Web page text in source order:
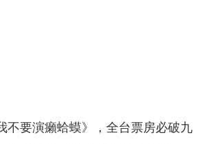
不要演癩蛤蟆》，全台票房必破九